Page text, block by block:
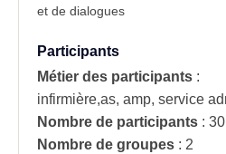
et de dialogues
Participants
Métier des participants :
infirmière,as, amp, service
Nombre de participants : 30
Nombre de groupes : 2